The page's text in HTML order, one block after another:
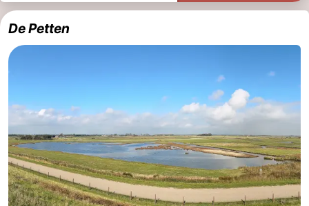
De Petten